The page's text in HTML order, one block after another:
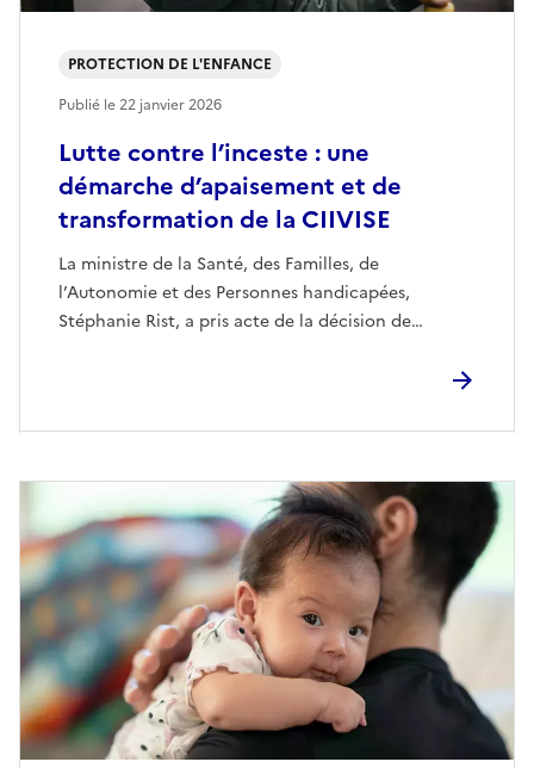
Lutte contre l’inceste : une
démarche d’apaisement et de
transformation de la CIIVISE
La ministre de la Santé, des Familles, de
l’Autonomie et des Personnes handicapées,
Stéphanie Rist, a pris acte de la décision de…
PROTECTION DE L'ENFANCE
Publié le22 janvier 2026